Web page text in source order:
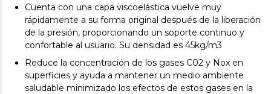
Cuenta con una capa viscoelástica vuelve muy
rápidamente a su forma original después de la liberación
de la presión, proporcionando un soporte continuo y
confortable al usuario. Su densidad es 45kg/m3
Reduce la concentración de los gases C02 y Nox en
superficies y ayuda a mantener un medio ambiente
saludable minimizado los efectos de estos gases en la